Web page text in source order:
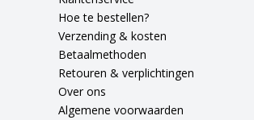
Hoe te bestellen?
Verzending & kosten
Betaalmethoden
Retouren & verplichtingen
Over ons
Algemene voorwaarden